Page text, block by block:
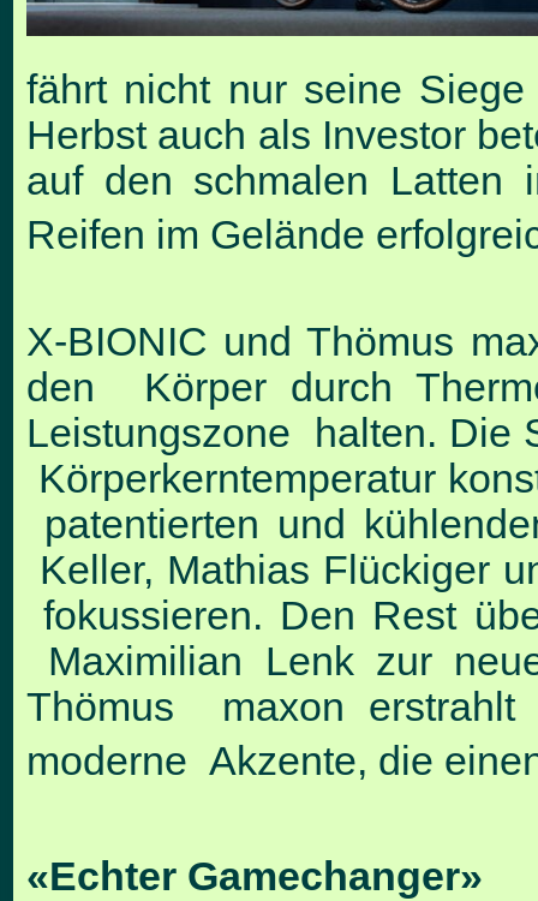
fährt nicht nur seine
Herbst auch als Investor
auf den schmalen
Reifen im Gelände
X-BIONIC und Thömus
den Körper durch
Leistungszone halten. Die
Körperkerntemperatur
patentierten und
Keller, Mathias Flückiger
fokussieren. Den Rest
Maximilian Lenk zur
Thömus maxon erstrahlt
moderne Akzente, die
«Echter Gamechanger»